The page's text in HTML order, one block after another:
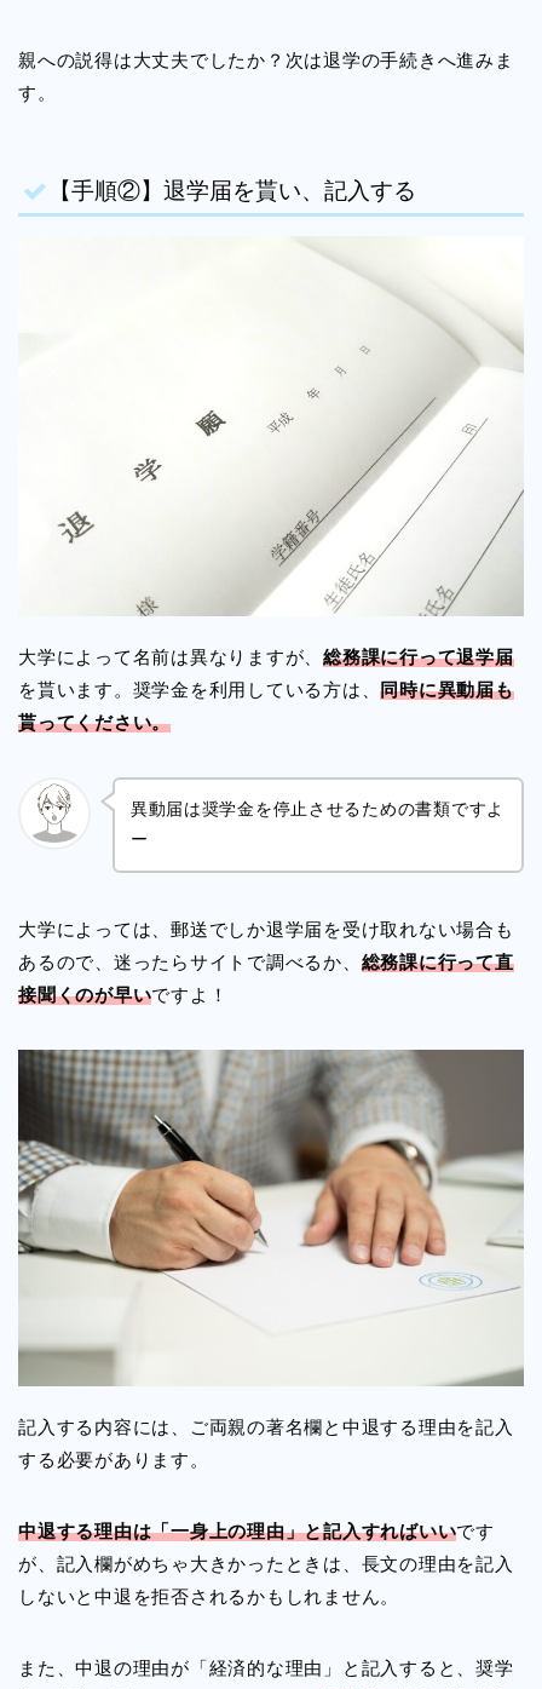
親への説得は大丈夫でしたか？次は退学の手続きへ進みま
す。
【手順②】退学届を貰い、記入する
大学によって名前は異なりますが、総務課に行って退学届
を貰います。奨学金を利用している方は、同時に異動届も
貰ってください。
異動届は奨学金を停止させるための書類ですよ
ー
大学によっては、郵送でしか退学届を受け取れない場合も
あるので、迷ったらサイトで調べるか、 総務課に行って直
接聞くのが早いですよ！
記入する内容には、ご両親の著名欄と中退する理由を記入
する必要があります。
中退する理由は「一身上の理由」と記入すればいいです
が、記入欄がめちゃ大きかったときは、長文の理由を記入
しないと中退を拒否されるかもしれません。
また、中退の理由が「経済的な理由」と記入すると、奨学